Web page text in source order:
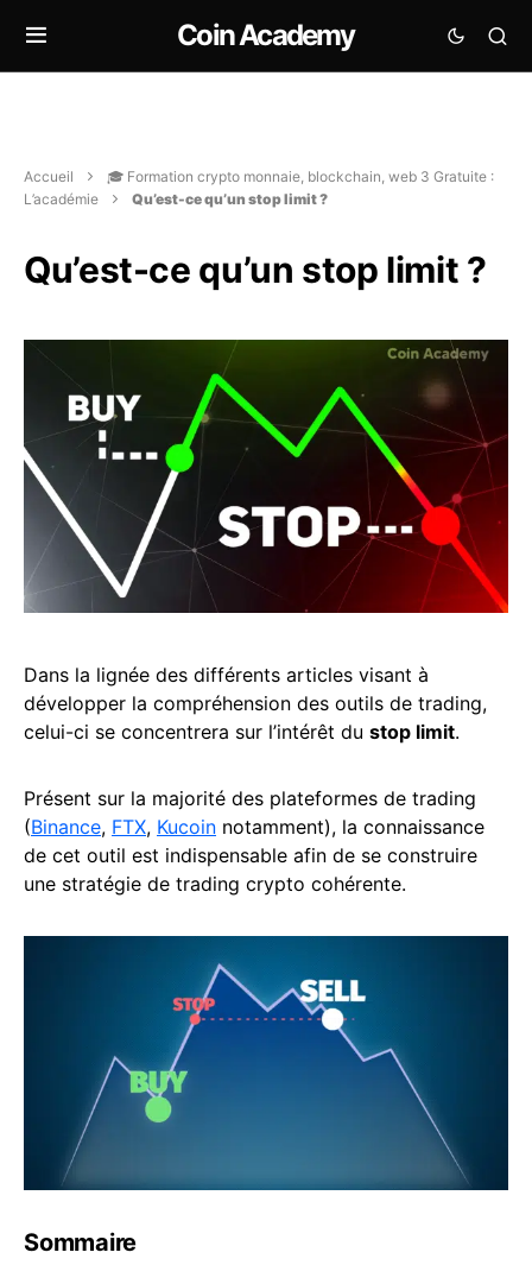
Coin Academy
Accueil
🎓 Formation crypto monnaie, blockchain, web 3 Gratuite :
L’académie
Qu’est-ce qu’un stop limit ?
Qu’est-ce qu’un stop limit ?
Dans la lignée des différents articles visant à
développer la compréhension des outils de trading,
celui-ci se concentrera sur l’intérêt du stop limit.
Présent sur la majorité des plateformes de trading
(Binance, FTX, Kucoin notamment), la connaissance
de cet outil est indispensable afin de se construire
une stratégie de trading crypto cohérente.
Sommaire